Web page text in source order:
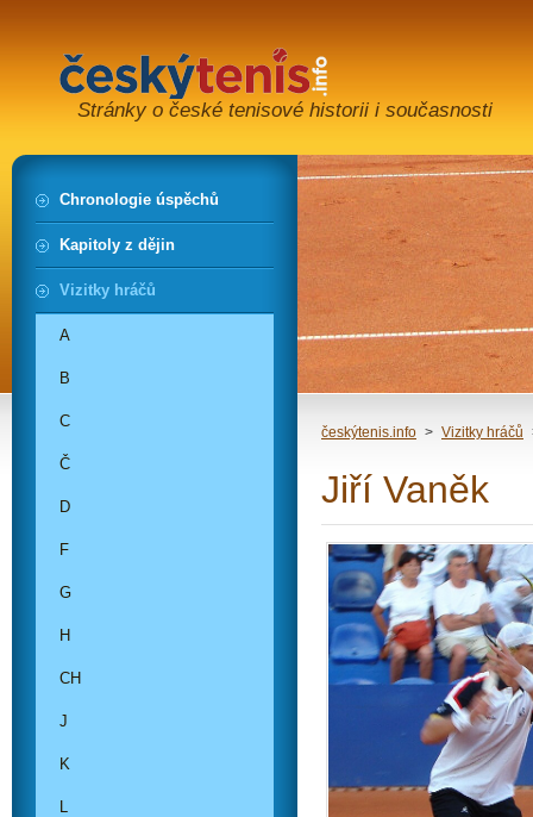
Stránky o české tenisové historii i současnosti
českýtenis.info > Vizitky hráčů
Jiří Vaněk
Chronologie úspěchů
Kapitoly z dějin
Vizitky hráčů
A
B
C
Č
D
F
G
H
CH
J
K
L